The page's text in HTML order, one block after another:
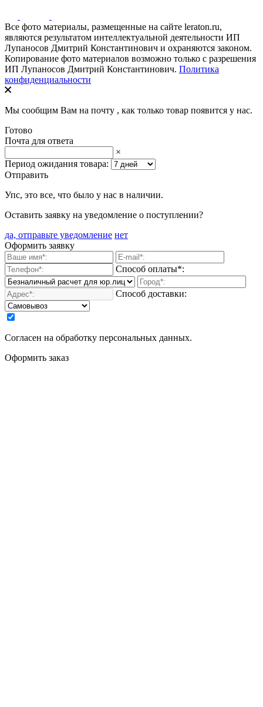
Все фото материалы, размещенные на сайте leraton.ru,
являются результатом интеллектуальной деятельности ИП
Лупаносов Дмитрий Константинович и охраняются законом.
Копирование фото материалов возможно только с разрешения
ИП Лупаносов Дмитрий Константинович. Политика
конфиденциальности
Мы сообщим Вам на почту , как только товар появится у нас.
Готово
Почта для ответа
×
Период ожидания товара:
Отправить
Упс, это все, что было у нас в наличии.
Оставить заявку на уведомление о поступлении?
да, отправьте уведомление нет
Оформить заявку
Способ оплаты*:
Способ доставки:
Согласен на обработку персональных данных.
Оформить заказ